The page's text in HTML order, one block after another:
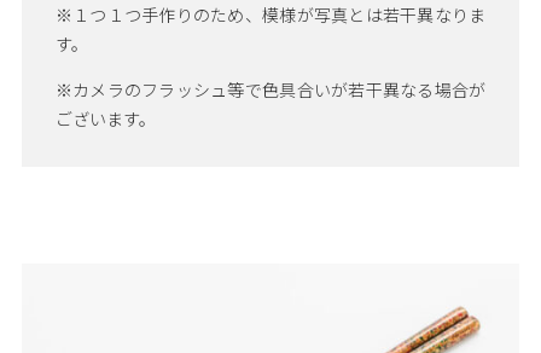
※１つ１つ手作りのため、模様が写真とは若干異なりま
す。
※カメラのフラッシュ等で色具合いが若干異なる場合が
ございます。